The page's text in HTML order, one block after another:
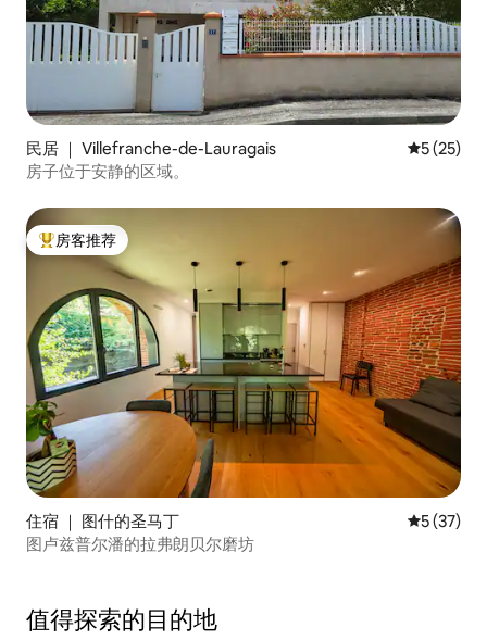
民居 ｜ Villefranche-de-Lauragais 平均评分
5 (25)
房子位于安静的区域。
热门「房客推荐」
房客推荐
住宿 ｜ 图什的圣马丁 平均评分
5 (37)
图卢兹普尔潘的拉弗朗贝尔磨坊
值得探索的目的地